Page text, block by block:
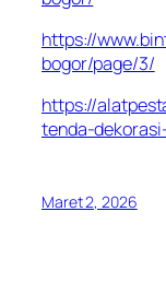
https://
bogor/page/3/
https://
tenda-
Maret 2, 2026